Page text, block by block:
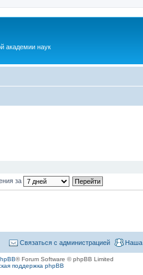
академии наук
за
Наша
Связаться с администрацией
® Forum Software © phpBB Limited
поддержка phpBB